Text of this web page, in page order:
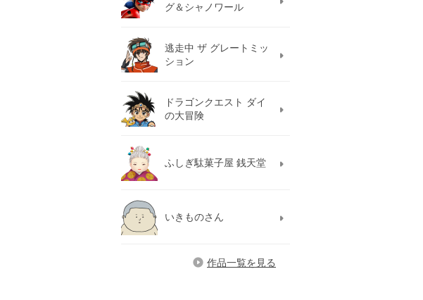
グ＆シャノワール
逃走中 ザ グレートミッ
ション
ドラゴンクエスト ダイ
の大冒険
ふしぎ駄菓子屋 銭天堂
いきものさん
作品一覧を見る